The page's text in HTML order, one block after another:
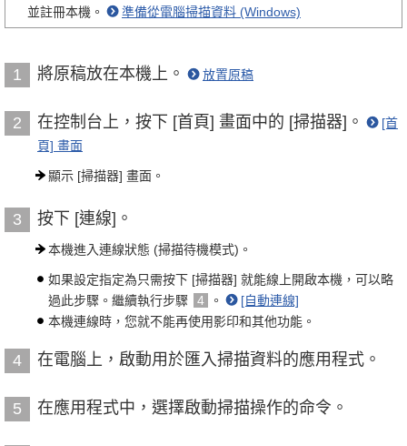
並註冊本機。
準備從電腦掃描資料 (Windows)
1 將原稿放在本機上。 放置原稿
2 在控制台上，按下 [首頁] 畫面中的 [掃描器]。
[首
頁] 畫面
顯示 [掃描器] 畫面。
3 按下 [連線]。
本機進入連線狀態 (掃描待機模式)。
如果設定指定為只需按下 [掃描器] 就能線上開啟本機，可以略
過此步驟。繼續執行步驟
4 。
[自動連線]
本機連線時，您就不能再使用影印和其他功能。
4 在電腦上，啟動用於匯入掃描資料的應用程式。
5 在應用程式中，選擇啟動掃描操作的命令。